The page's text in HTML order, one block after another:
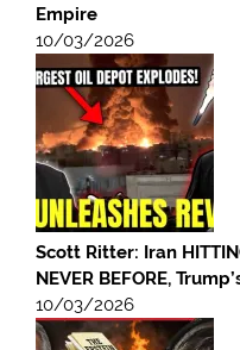
Empire
10/03/2026
Scott Ritter: Iran
NEVER BEFORE,
10/03/2026